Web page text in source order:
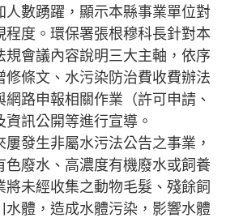
人數踴躍，顯示本縣事業單位對
程度。環保署張根穆科長針對本
規會議內容說明三大主軸，依序
修條文、水污染防治費收費辦法
路申報相關作業（許可申請、
資訊公開等進行宣導。
發生非屬水污法公告之事業，
色廢水、高濃度有機廢水或飼養
將未經收集之動物毛髮、殘餘飼
水體，造成水體污染，影響水體